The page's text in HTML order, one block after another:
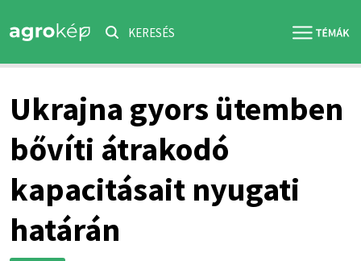
KERESÉS
Ukrajna gyors ütemben
bővíti átrakodó
kapacitásait nyugati
határán